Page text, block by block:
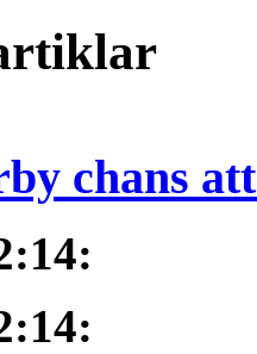
chans
:
: